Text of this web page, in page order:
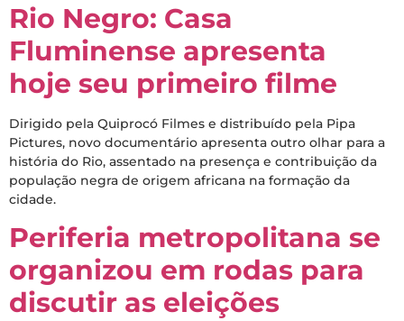
Rio Negro: Casa
Fluminense apresenta
hoje seu primeiro filme
Dirigido pela Quiprocó Filmes e distribuído pela Pipa
Pictures, novo documentário apresenta outro olhar para a
história do Rio, assentado na presença e contribuição da
população negra de origem africana na formação da
cidade.
Periferia metropolitana se
organizou em rodas para
discutir as eleições